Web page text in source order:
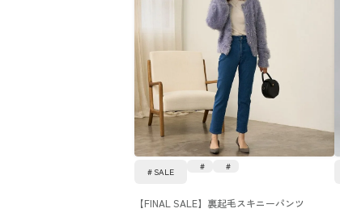
【FINAL SALE】裏起毛スキニーパンツ
SALE